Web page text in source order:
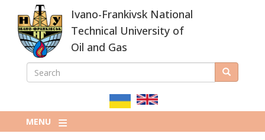
main
content
Ivano-Frankivsk National
Technical University of
Oil and Gas
ПОШУКОВА
SEARCH Search
MENU